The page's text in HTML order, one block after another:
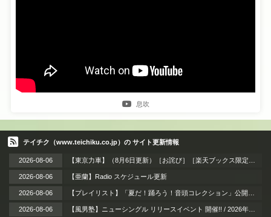
息吹
テイチク（www.teichiku.co.jp）の サイト更新情報
2026-08-06
2026-08-06 【亜蘭】Radio スケジュール更新
2026-08-06
2026-08-06